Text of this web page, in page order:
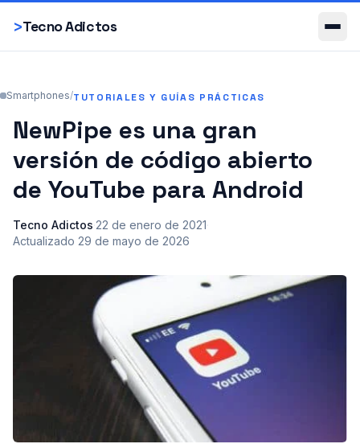
>Tecno Adictos
Smartphones
Smartphones/TUTORIALES Y GUÍAS PRÁCTICAS
NewPipe es una gran
versión de código abierto
de YouTube para Android
Tecno Adictos·22 de enero de 2021·
Actualizado 29 de mayo de 2026